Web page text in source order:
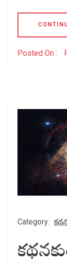
Posted On :
Category: